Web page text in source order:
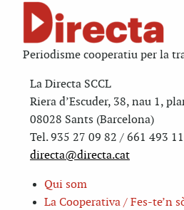
Periodisme cooperatiu per la
La Directa SCCL
Riera d’Escuder, 38, nau 1,
08028 Sants (Barcelona)
Tel. 935 27 09 82 / 661 493
directa@directa.cat
Qui som
La Cooperativa / Fes-te’n